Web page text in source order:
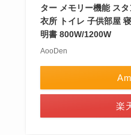
ター メモリー機能 ス
衣所 トイレ 子供部屋
明書 800W/1200W
AooDen
楽